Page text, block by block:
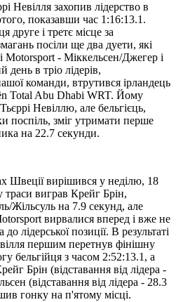
Невілля захопив лідерство в
показавши час 1:16:13.1.
друге і третє місце за
посіли ще два дуети, які
- Міккельсен/Джегер і
в тріо лідерів,
команди, втрутився ірландець
Total Abu Dhabi WRT. Йому
Невіллю, але бельгієць,
поспіль, зміг утримати перше
на 22.7 секунди.
Швеції вирішився у неділю, 18
виграв Крейг Брін,
Жільсуль на 7.9 секунд, але
вирвалися вперед і вже не
лідерської позиції. В результаті
першим перетнув фінішну
бельгійця з часом 2:52:13.1, а
Брін (відставання від лідера -
(відставання від лідера - 28.3
гонку на п'ятому місці.